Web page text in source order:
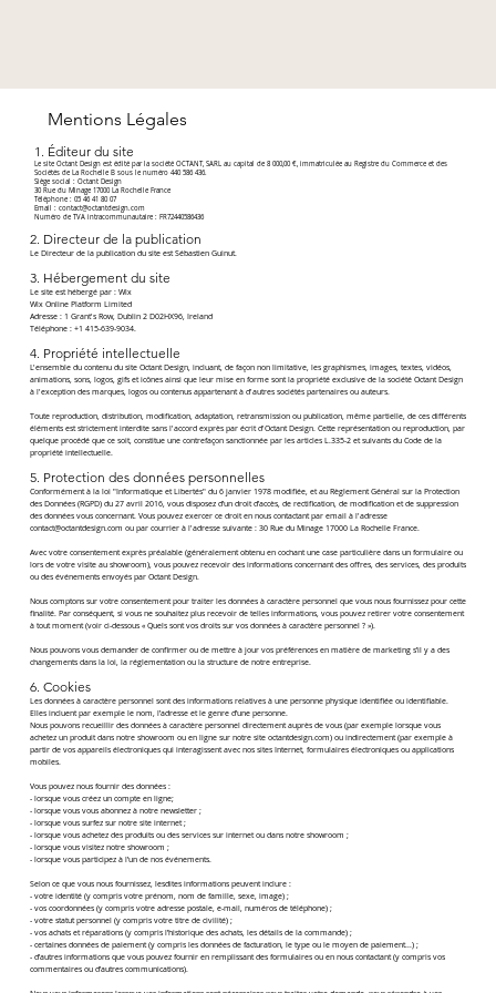
Mentions Légales
1. Éditeur du site
Le site Octant Design est édité par la société OCTANT, SARL au capital de 8 000,00 €, immatriculée au Registre du Commerce et des
Sociétés de La Rochelle B sous le numéro 440 586 436.
Siège social : Octant Design
30 Rue du Minage 17000 La Rochelle France
Téléphone : 05 46 41 80 07
Email : contact@octantdesign.com
Numéro de TVA intracommunautaire : FR72440586436
2. Directeur de la publication
Le Directeur de la publication du site est Sébastien Guinut.
​3. Hébergement du site
Le site est hébergé par : Wix
Wix Online Platform Limited
Adresse : 1 Grant's Row, Dublin 2 D02HX96, Ireland
Téléphone : +1 415-639-9034.
​4. Propriété intellectuelle
L'ensemble du contenu du site Octant Design, incluant, de façon non limitative, les graphismes, images, textes, vidéos,
animations, sons, logos, gifs et icônes ainsi que leur mise en forme sont la propriété exclusive de la société Octant Design
à l'exception des marques, logos ou contenus appartenant à d'autres sociétés partenaires ou auteurs.
Toute reproduction, distribution, modification, adaptation, retransmission ou publication, même partielle, de ces différents
éléments est strictement interdite sans l'accord exprès par écrit d'Octant Design. Cette représentation ou reproduction, par
quelque procédé que ce soit, constitue une contrefaçon sanctionnée par les articles L.335-2 et suivants du Code de la
propriété intellectuelle.
​5. Protection des données personnelles
Conformément à la loi "Informatique et Libertés" du 6 janvier 1978 modifiée, et au Règlement Général sur la Protection
des Données (RGPD) du 27 avril 2016, vous disposez d’un droit d’accès, de rectification, de modification et de suppression
des données vous concernant. Vous pouvez exercer ce droit en nous contactant par email à l'adresse
contact@octantdesign.com ou par courrier à l'adresse suivante : 30 Rue du Minage 17000 La Rochelle France.
Avec votre consentement exprès préalable (généralement obtenu en cochant une case particulière dans un formulaire ou
lors de votre visite au showroom), vous pouvez recevoir des informations concernant des offres, des services, des produits
ou des événements envoyés par Octant Design.
Nous comptons sur votre consentement pour traiter les données à caractère personnel que vous nous fournissez pour cette
finalité. Par conséquent, si vous ne souhaitez plus recevoir de telles informations, vous pouvez retirer votre consentement
à tout moment (voir ci-dessous « Quels sont vos droits sur vos données à caractère personnel ? »).
Nous pouvons vous demander de confirmer ou de mettre à jour vos préférences en matière de marketing s’il y a des
changements dans la loi, la réglementation ou la structure de notre entreprise.
6. Cookies
Les données à caractère personnel sont des informations relatives à une personne physique identifiée ou identifiable.
Elles incluent par exemple le nom, l’adresse et le genre d’une personne.
Nous pouvons recueillir des données à caractère personnel directement auprès de vous (par exemple lorsque vous
achetez un produit dans notre showroom ou en ligne sur notre site octantdesign.com) ou indirectement (par exemple à
partir de vos appareils électroniques qui interagissent avec nos sites Internet, formulaires électroniques ou applications
mobiles.
Vous pouvez nous fournir des données :
- lorsque vous créez un compte en ligne;
- lorsque vous vous abonnez à notre newsletter ;
- lorsque vous surfez sur notre site internet ;
- lorsque vous achetez des produits ou des services sur internet ou dans notre showroom ;
- lorsque vous visitez notre showroom ;
- lorsque vous participez à l’un de nos événements.
Selon ce que vous nous fournissez, lesdites informations peuvent inclure :
- votre identité (y compris votre prénom, nom de famille, sexe, image) ;
- vos coordonnées (y compris votre adresse postale, e-mail, numéros de téléphone) ;
- votre statut personnel (y compris votre titre de civilité) ;
- vos achats et réparations (y compris l’historique des achats, les détails de la commande) ;
- certaines données de paiement (y compris les données de facturation, le type ou le moyen de paiement...) ;
- d’autres informations que vous pouvez fournir en remplissant des formulaires ou en nous contactant (y compris vos
commentaires ou d’autres communications).